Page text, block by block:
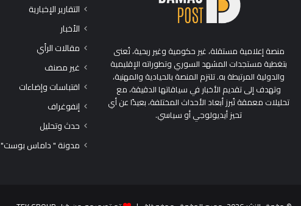
منصة إعلامية مستقلة، غير حكومية وغير ربحية، تُعنى
بتغطية مستجدات المشهد السوري وتطوراته الإقليمية
والدولية المرتبطة به. تلتزم المنصة بالحيادية والمهنية،
وتهدف إلى تقديم الأخبار في سياقاتها الدقيقة، مع
تحليلات معمقة تُبرز أبعاد الأحداث المختلفة، بعيدًا عن أي
تحيز أيديولوجي أو سياسي.
التقارير الإخبارية
الأخبار
مقالات الرأي
غير مصنف
اقتباسات وإضاءات
إنفوغراف
حدث وتحليل
مدونة " داماس بوست"